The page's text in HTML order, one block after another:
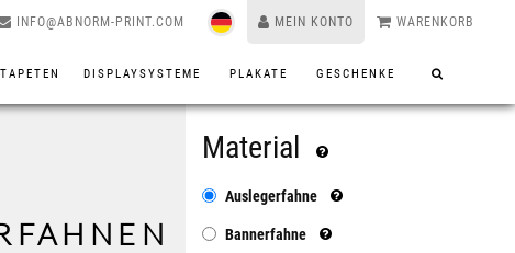
INFO@ABNORM-PRINT.COM MEIN KONTO WARENKORB
TAPETEN DISPLAYSYSTEME PLAKATE GESCHENKE
Material
Auslegerfahne
Bannerfahne